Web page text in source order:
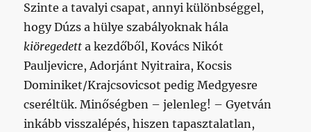
Szinte a tavalyi csapat, annyi különbséggel,
hogy Dúzs a hülye szabályoknak hála
kiöregedett a kezdőből, Kovács Nikót
Pauljevicre, Adorjánt Nyitraira, Kocsis
Dominiket/Krajcsovicsot pedig Medgyesre
cseréltük. Minőségben – jelenleg! – Gyetván
inkább visszalépés, hiszen tapasztalatlan,